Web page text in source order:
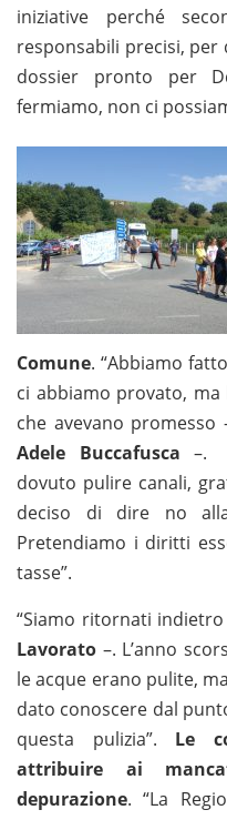
iniziative perché
responsabili precisi,
dossier pronto per
fermiamo, non ci
Comune. “Abbiamo
ci abbiamo provato,
che avevano
Adele Buccafusca –.
dovuto pulire canali,
deciso di dire no
Pretendiamo i diritti
tasse”.
“Siamo ritornati
Lavorato –. L’anno
le acque erano pulite,
dato conoscere dal
questa pulizia”. Le
attribuire ai
depurazione. “La